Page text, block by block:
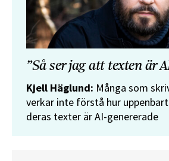
”Så ser jag att texten är
Kjell Häglund: Många som
verkar inte förstå hur
deras texter är AI-genererade